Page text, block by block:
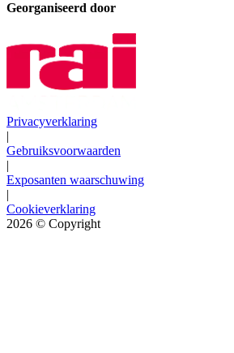
Georganiseerd door
Privacyverklaring
|
Gebruiksvoorwaarden
|
Exposanten waarschuwing
|
Cookieverklaring
2026 © Copyright